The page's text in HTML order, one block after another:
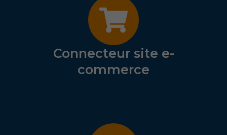
Connecteur site e-
commerce